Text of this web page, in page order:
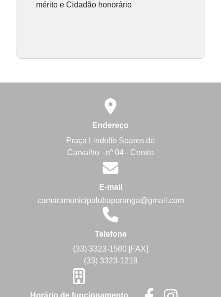
mérito e Cidadão honorário
Endereço
Praça Lindolfo Soares de
Carvalho - nº 04 - Centro
E-mail
camaramunicipalubaporanga@gmail.com
Telefone
(33) 3323-1500 [FAX]
(33) 3323-1219